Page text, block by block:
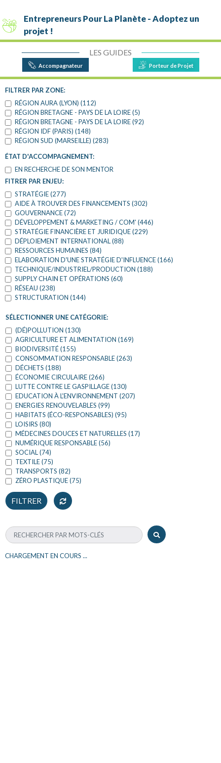
RETOUR AUX FILTRES
Entrepreneurs Pour La Planète - Adoptez un
projet !
LES GUIDES
Accompagnateur Porteur de Projet
FILTRER PAR ZONE:
RÉGION AURA (LYON) (112)
RÉGION BRETAGNE - PAYS DE LA LOIRE (5)
RÉGION BRETAGNE - PAYS DE LA LOIRE (92)
RÉGION IDF (PARIS) (148)
RÉGION SUD (MARSEILLE) (283)
ÉTAT D'ACCOMPAGNEMENT:
EN RECHERCHE DE SON MENTOR
FITRER PAR ENJEU:
STRATÉGIE (277)
AIDE À TROUVER DES FINANCEMENTS (302)
GOUVERNANCE (72)
DÉVELOPPEMENT & MARKETING / COM' (446)
STRATÉGIE FINANCIÈRE ET JURIDIQUE (229)
DÉPLOIEMENT INTERNATIONAL (88)
RESSOURCES HUMAINES (84)
ELABORATION D'UNE STRATÉGIE D'INFLUENCE (166)
TECHNIQUE/INDUSTRIEL/PRODUCTION (188)
SUPPLY CHAIN ET OPÉRATIONS (60)
RÉSEAU (238)
STRUCTURATION (144)
SÉLECTIONNER UNE CATÉGORIE:
(DÉ)POLLUTION (130)
AGRICULTURE ET ALIMENTATION (169)
BIODIVERSITÉ (155)
CONSOMMATION RESPONSABLE (263)
DÉCHETS (188)
ÉCONOMIE CIRCULAIRE (266)
LUTTE CONTRE LE GASPILLAGE (130)
EDUCATION À L'ENVIRONNEMENT (207)
ENERGIES RENOUVELABLES (99)
HABITATS (ÉCO-RESPONSABLES) (95)
LOISIRS (80)
MÉDECINES DOUCES ET NATURELLES (17)
NUMÉRIQUE RESPONSABLE (56)
SOCIAL (74)
TEXTILE (75)
TRANSPORTS (82)
ZÉRO PLASTIQUE (75)
CHARGEMENT EN COURS ...